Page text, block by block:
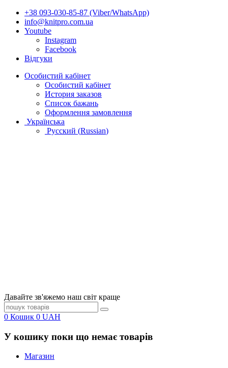
+38 093-030-85-87 (Viber/WhatsApp)
info@knitpro.com.ua
Youtube
Instagram
Facebook
Відгуки
Особистий кабінет
Особистий кабінет
История заказов
Список бажань
Оформлення замовлення
Українська
Русский (Russian)
Давайте зв'яжемо наш світ краще
0 Кошик 0 UAH
У кошику поки що немає товарів
Магазин